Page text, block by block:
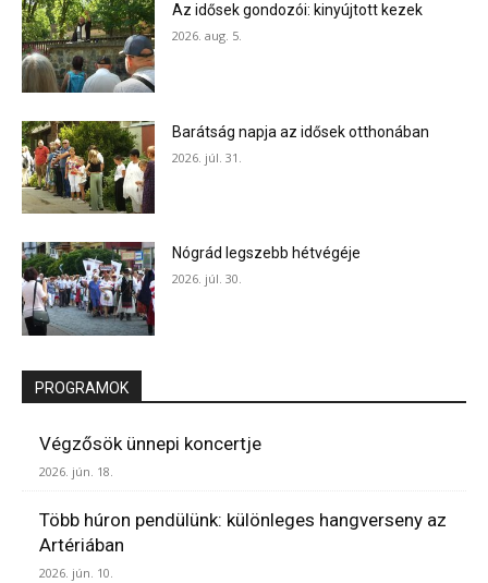
Az idősek gondozói: kinyújtott kezek
2026. aug. 5.
Barátság napja az idősek otthonában
2026. júl. 31.
Nógrád legszebb hétvégéje
2026. júl. 30.
PROGRAMOK
Végzősök ünnepi koncertje
2026. jún. 18.
Több húron pendülünk: különleges hangverseny az
Artériában
2026. jún. 10.